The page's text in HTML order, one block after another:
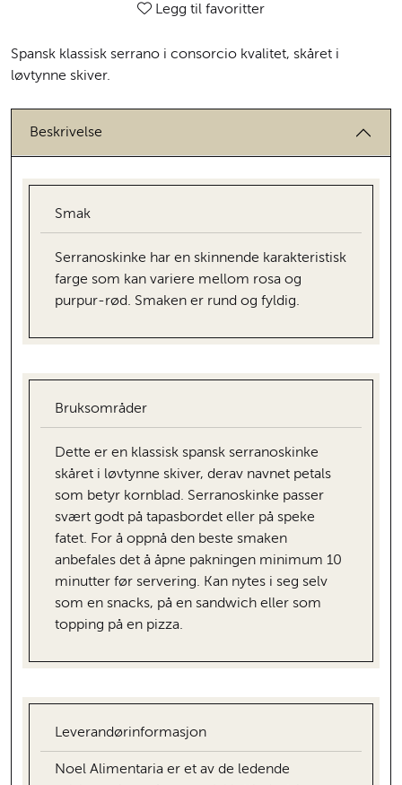
Legg til favoritter
Spansk klassisk serrano i consorcio kvalitet, skåret i
løvtynne skiver.
Beskrivelse
Smak
Serranoskinke har en skinnende karakteristisk
farge som kan variere mellom rosa og
purpur-rød. Smaken er rund og fyldig.
Bruksområder
Dette er en klassisk spansk serranoskinke
skåret i løvtynne skiver, derav navnet petals
som betyr kornblad. Serranoskinke passer
svært godt på tapasbordet eller på speke
fatet. For å oppnå den beste smaken
anbefales det å åpne pakningen minimum 10
minutter før servering. Kan nytes i seg selv
som en snacks, på en sandwich eller som
topping på en pizza.
Leverandørinformasjon
Noel Alimentaria er et av de ledende